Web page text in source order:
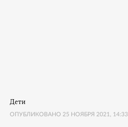
Дети
ОПУБЛИКОВАНО 25 НОЯБРЯ 2021, 14:33